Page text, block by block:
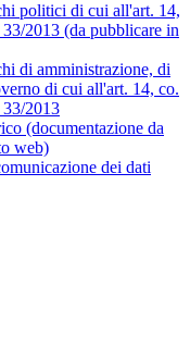
politici di cui all'art. 14,
2013 (da pubblicare in
di amministrazione, di
di cui all'art. 14, co.
2013
(documentazione da
web)
dei dati